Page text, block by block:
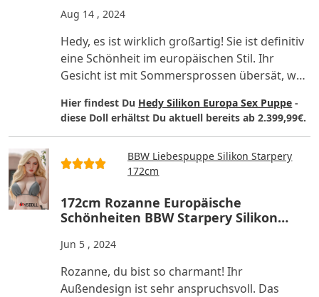
Aug 14 , 2024
Hedy, es ist wirklich großartig! Sie ist definitiv
eine Schönheit im europäischen Stil. Ihr
Gesicht ist mit Sommersprossen übersät, was
Hier findest Du Hedy Silikon Europa Sex Puppe -
diese Doll erhältst Du aktuell bereits ab 2.399,99€.
BBW Liebespuppe Silikon Starpery
172cm
172cm Rozanne Europäische
Schönheiten BBW Starpery Silikon
Jun 5 , 2024
Rozanne, du bist so charmant! Ihr
Außendesign ist sehr anspruchsvoll. Das